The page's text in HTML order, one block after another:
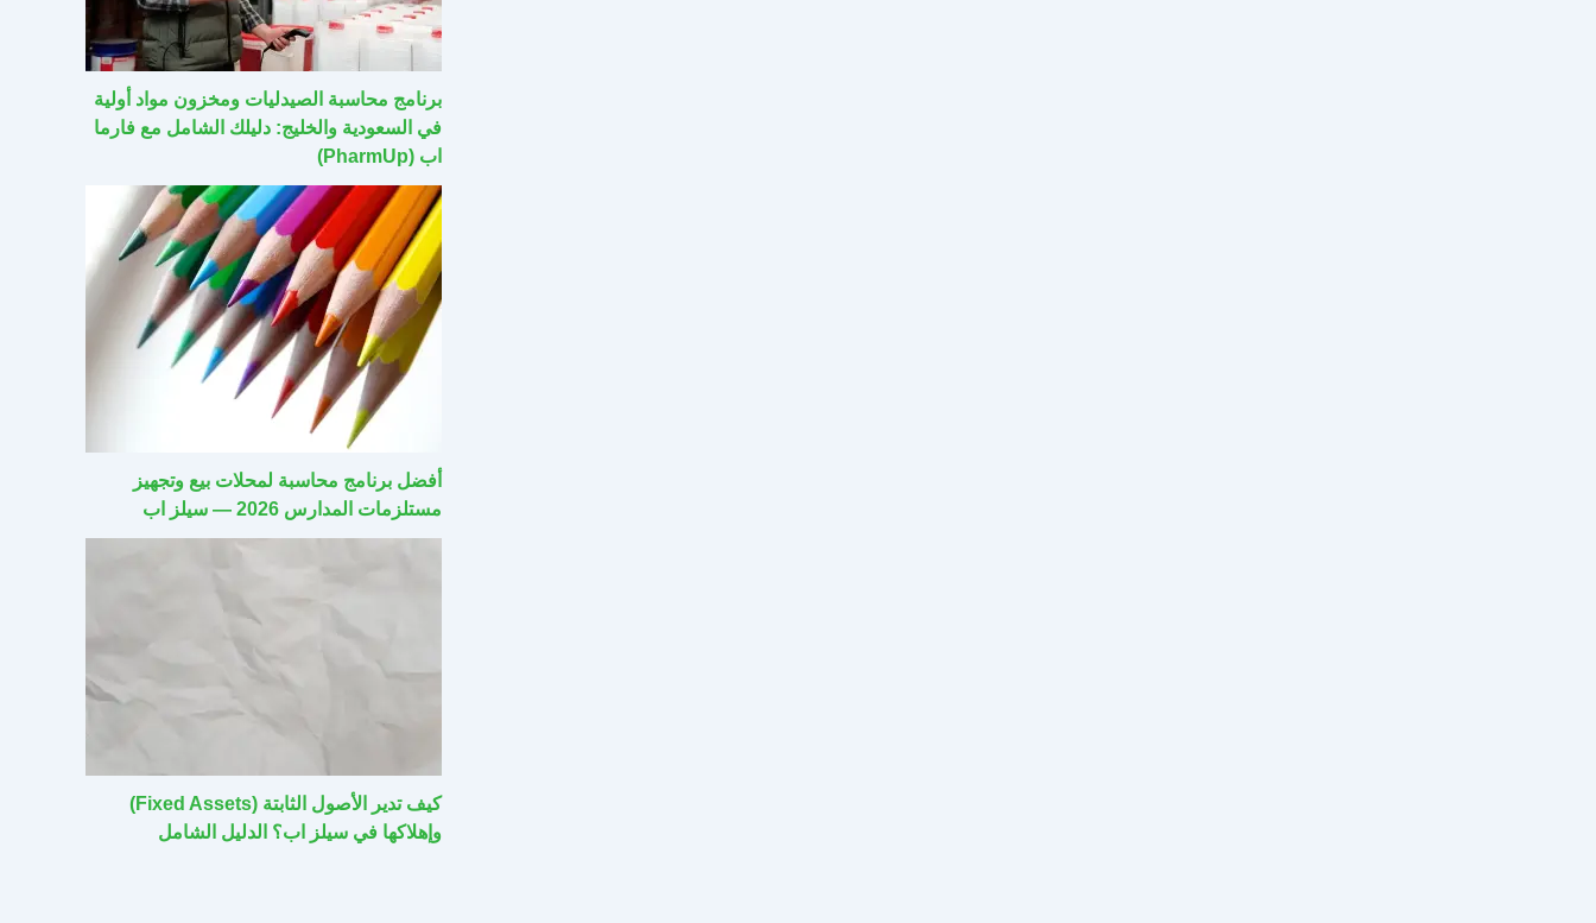
برنامج محاسبة الصيدليات ومخزون مواد أولية
في السعودية والخليج: دليلك الشامل مع فارما
اب (PharmUp)
أفضل برنامج محاسبة لمحلات بيع وتجهيز
مستلزمات المدارس 2026 — سيلز اب
كيف تدير الأصول الثابتة (Fixed Assets)
وإهلاكها في سيلز اب؟ الدليل الشامل